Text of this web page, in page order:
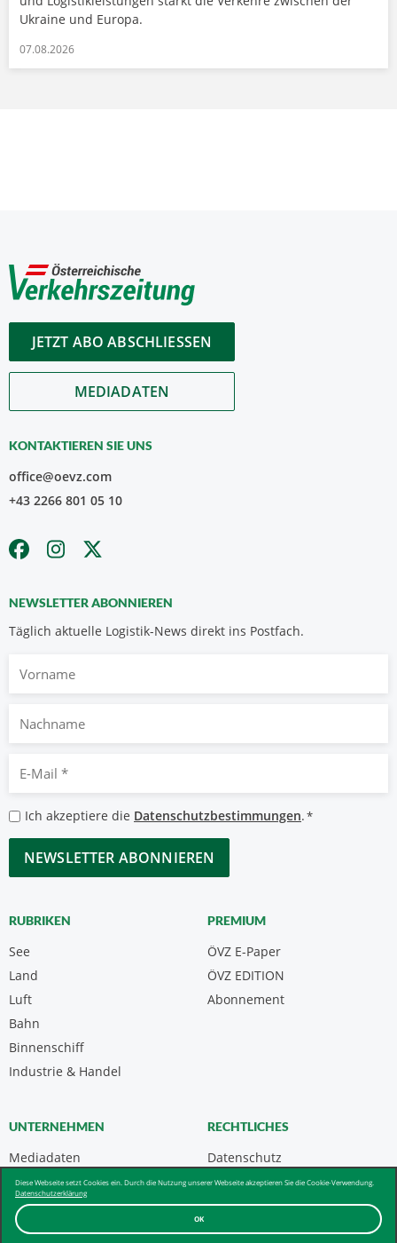
OK
Diese Webseite setzt Cookies ein. Durch die Nutzung unserer Webseite akzeptieren Sie die Cookie-Verwendung.
Datenschutzerklärung
Ukraine und Europa.
07.08.2026
JETZT ABO ABSCHLIESSEN
MEDIADATEN
KONTAKTIEREN SIE UNS
office@oevz.com
+43 2266 801 05 10
NEWSLETTER ABONNIEREN
Täglich aktuelle Logistik-News direkt ins Postfach.
Nachname
Mail
*
Datenschutzbestimmungen
*
Ich akzeptiere die Datenschutzbestimmungen.*
CAPTCHA
RUBRIKEN
See
Land
Luft
Bahn
Binnenschiff
Industrie & Handel
PREMIUM
ÖVZ E-Paper
Abonnement
ÖVZ EDITION
UNTERNEHMEN
Mediadaten
Kontakt
Über uns & AGB
RECHTLICHES
Datenschutz
Impressum